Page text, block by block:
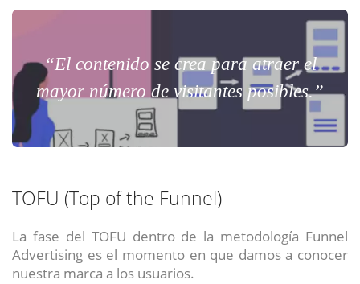
“El contenido se crea para atraer el
mayor número de visitantes posibles.”
TOFU (Top of the Funnel)
La fase del TOFU dentro de la metodología Funnel
Advertising es el momento en que damos a conocer
nuestra marca a los usuarios.